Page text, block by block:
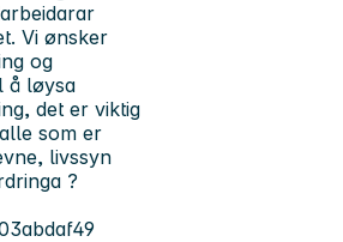
Vi ønsker
og
å løysa
det er viktig
som er
livssyn
?